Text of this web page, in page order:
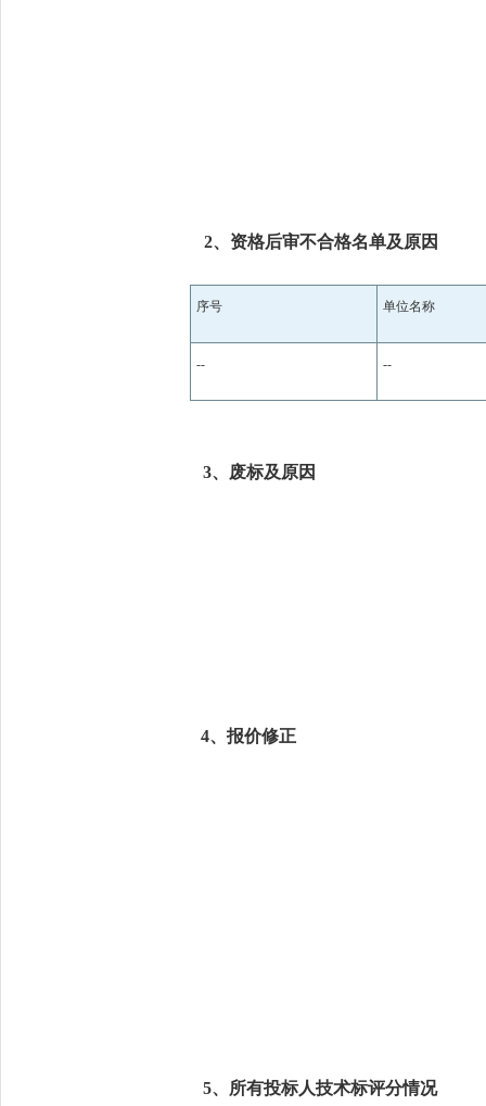
2、资格后审不合格名单及原因
序号 单位名称
-- --
3、废标及原因
4、报价修正
5、所有投标人技术标评分情况